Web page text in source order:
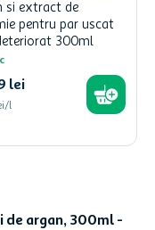
si extract de
pentru par uscat
300ml
lei
l
de argan, 300ml -